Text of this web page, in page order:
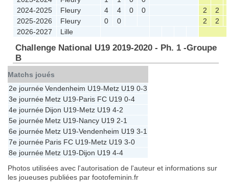
2024-2025
Fleury 4 4 0 0 2 2
2025-2026
Fleury 0 0 2 2
2026-2027
Lille
Challenge National U19 2019-2020 - Ph. 1 -Groupe
B
Matchs joués
2e journéeVendenheim U19-Metz U19 0-3
3e journée Metz U19-Paris FC U19 0-4
4e journée Dijon U19-Metz U19 4-2
5e journée Metz U19-Nancy U19 2-1
6e journée Metz U19-Vendenheim U19 3-1
7e journée Paris FC U19-Metz U19 3-0
8e journée Metz U19-Dijon U19 4-4
Photos utilisées avec l'autorisation de l'auteur et informations sur
les joueuses publiées par footofeminin.fr